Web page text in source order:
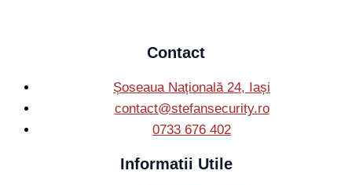
Contact
Șoseaua Națională 24, Iași
contact@stefansecurity.ro
0733 676 402
Informatii Utile